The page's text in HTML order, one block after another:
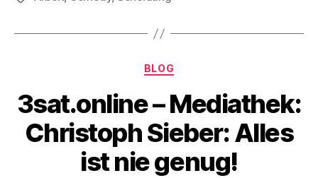
Kategorien
BLOG
3sat.online – Mediathek:
Christoph Sieber: Alles
ist nie genug!